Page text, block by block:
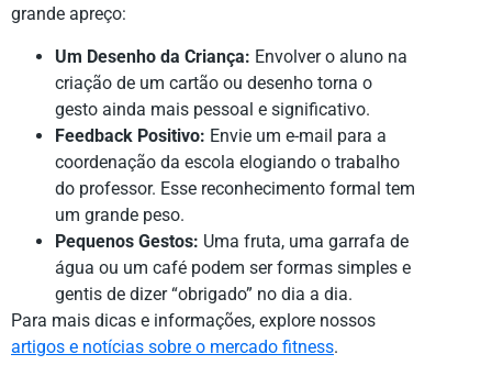
grande apreço:
Um Desenho da Criança: Envolver o aluno na
criação de um cartão ou desenho torna o
gesto ainda mais pessoal e significativo.
Feedback Positivo: Envie um e-mail para a
coordenação da escola elogiando o trabalho
do professor. Esse reconhecimento formal tem
um grande peso.
Pequenos Gestos: Uma fruta, uma garrafa de
água ou um café podem ser formas simples e
gentis de dizer “obrigado” no dia a dia.
Para mais dicas e informações, explore nossos
artigos e notícias sobre o mercado fitness.